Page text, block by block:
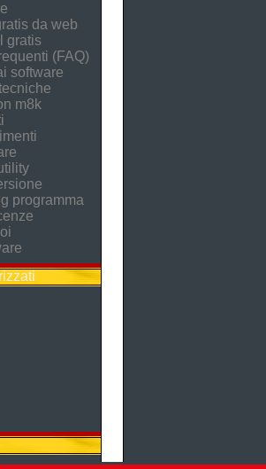
da web
gratis
(FAQ)
software
m8k
programma